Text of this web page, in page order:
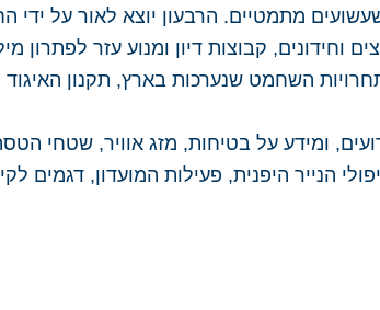
מתמטיים. הרבעון יוצא לאור על
וחידונים, קבוצות דיון ומנוע עזר לפתרון
השחמט שנערכות בארץ, תקנון האיגוד
ומידע על בטיחות, מזג אוויר, שטחי
הנייר היפנית, פעילות המועדון, דגמים